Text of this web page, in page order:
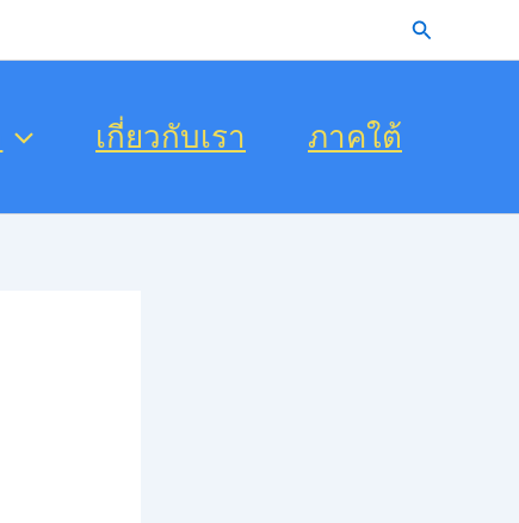
Search
เกี่ยวกับเรา ภาคใต้